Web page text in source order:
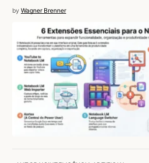
by Wagner Brenner